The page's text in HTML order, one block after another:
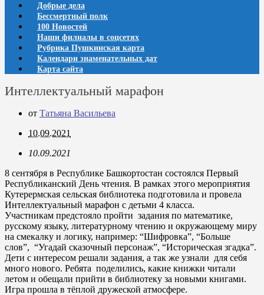
Добрые дела
Бессмертный полк
100 Новостей
Наши филиалы в соцсетях
Рубрика Пушкинская карта
Календари знаменательных дат
Карта сайта
Интеллектуальный марафон
от Татьяна Васильева
10.09.2021
10.09.2021
8 сентября в Республике Башкортостан состоялся Первый
Республиканский День чтения. В рамках этого мероприятия
Кутерермская сельская библиотека подготовила и провела
Интеллектуальный марафон с детьми 4 класса.
Участникам предстояло пройти задания по математике,
русскому языку, литературному чтению и окружающему миру
на смекалку и логику, например: “Шифровка”, “Больше
слов”, “Угадай сказочный персонаж”, “Историческая згадка”.
Дети с интересом решали задания, а так же узнали для себя
много нового. Ребята поделились, какие книжки читали
летом и обещали прийти в библиотеку за новыми книгами.
Игра прошла в тёплой дружеской атмосфере.